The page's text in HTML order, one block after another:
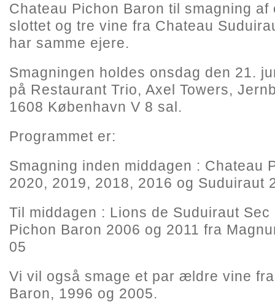
Chateau Pichon Baron til smagning
slottet og tre vine fra Chateau
har samme ejere.
Smagningen holdes onsdag den 21.
på Restaurant Trio, Axel Towers,
1608 København V 8 sal.
Programmet er:
Smagning inden middagen : Chateau
2020, 2019, 2018, 2016 og Suduiraut
Til middagen : Lions de Suduiraut
Pichon Baron 2006 og 2011 fra
05
Vi vil også smage et par ældre vine
Baron, 1996 og 2005.